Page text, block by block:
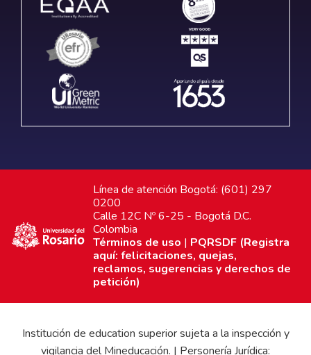
Línea de atención Bogotá: (601) 297
0200
Calle 12C Nº 6-25 - Bogotá D.C.
Colombia
Términos de uso | PQRSDF (Registra
aquí: felicitaciones, quejas,
reclamos, sugerencias y derechos de
petición)
Institución de education superior sujeta a la inspección y
vigilancia del Mineducación. | Personería Jurídica: